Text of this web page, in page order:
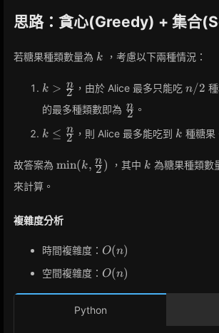
思路：貪心(Greedy) + 集合
若糖果種類數量為 k
k ，考慮以下兩種情況：
k >
\frac{n}
{2}
k > 2
n ，由於 Alice 最多只能吃 n
n/2
的最多種類數即為 \frac{n}
{2}
2
n 。
k \leq
\frac{n}
{2}
k ≤ 2
n ，則 Alice 最多能吃到 k
k 種糖果
故答案為 \min(k,
\frac{n}
min(k, 2
n) ，其中 k
k 為糖果種類數
來計算。
複雜度分析
時間複雜度： O(n)
O(n)
空間複雜度： O(n)
O(n)
Python